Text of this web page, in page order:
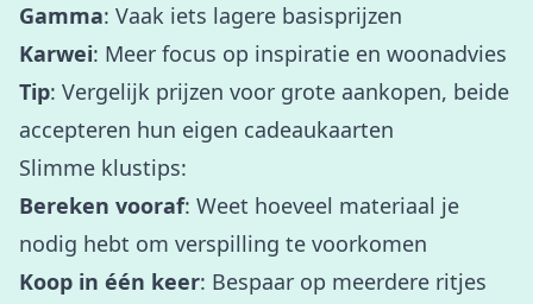
Gamma: Vaak iets lagere basisprijzen
Karwei: Meer focus op inspiratie en woonadvies
Tip: Vergelijk prijzen voor grote aankopen, beide
accepteren hun eigen cadeaukaarten
Slimme klustips:
Bereken vooraf: Weet hoeveel materiaal je
nodig hebt om verspilling te voorkomen
Koop in één keer: Bespaar op meerdere ritjes